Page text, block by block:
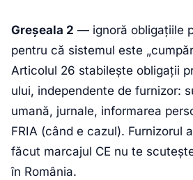
Greșeala 2 — ignoră obligațiile
pentru că sistemul este
Articolul 26 stabilește obligații
ului, independente de furnizor:
umană, jurnale, informarea
FRIA (când e cazul). Furnizorul
făcut marcajul CE nu te
în România.